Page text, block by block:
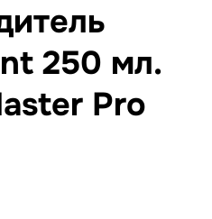
250 мл.
Pro